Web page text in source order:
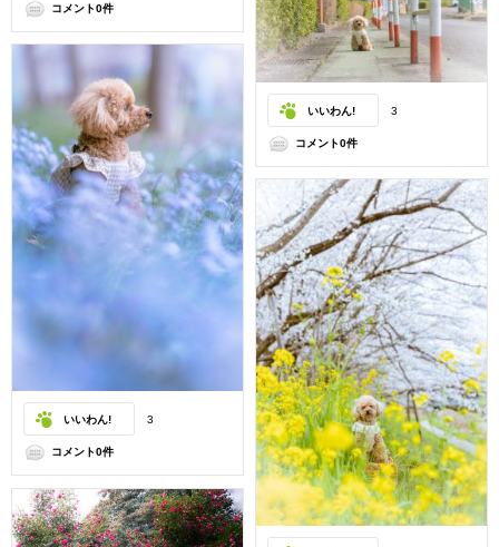
コメント0件
いいわん! 3
コメント0件
いいわん! 3
コメント0件